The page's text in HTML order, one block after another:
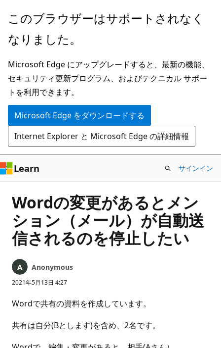
メ
ン
ン
テ
ン
ツ
に
ス
キ
ッ
プ
このブラウザーはサポートされなく
なりました。
Microsoft Edge にアップグレードすると、最新の機能、
セキュリティ更新プログラム、およびテクニカル サポー
トを利用できます。
Microsoft Edge をダウンロードする
Internet Explorer と Microsoft Edge の詳細情報
Learn サインイン
Wordの変更があるとメン
ション（メール）が自動送
信されるのを停止したい
Anonymous
2021年5月13日 4:27
Wordで共有の資料を作成しています。
共有は自分(Bとします)を含め、2名です。